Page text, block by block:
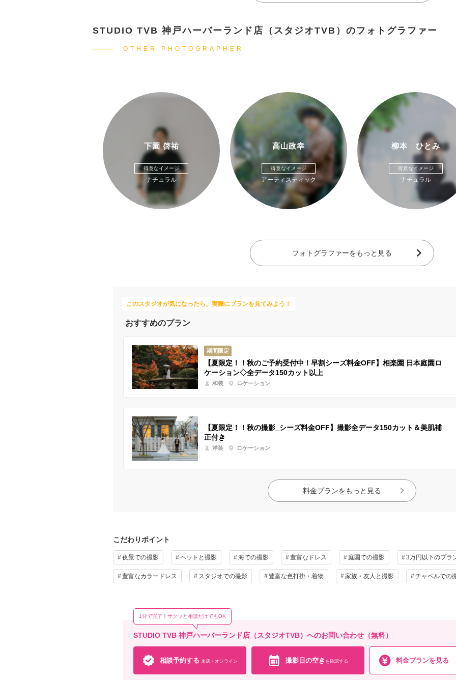
STUDIO TVB 神戸ハーバーランド店（スタジオTVB）のフォトグラファー
OTHER PHOTOGRAPHER
下園 啓祐
得意なイメージ
ナチュラル
高山政幸
得意なイメージ
アーティスティック
柳本 ひとみ
得意なイメージ
ナチュラル
フォトグラファーをもっと見る
このスタジオが気になったら、実際にプランを見てみよう！
おすすめのプラン
期間限定
【夏限定！！秋のご予約受付中！早割シーズ料金OFF】相楽園 日本庭園ロ
ケーション◇全データ150カット以上
和装 ロケーション
【夏限定！！秋の撮影_シーズ料金OFF】撮影全データ150カット＆美肌補
正付き
洋装 ロケーション
料金プランをもっと見る
こだわりポイント
夜景での撮影 ペットと撮影 海での撮影 豊富なドレス 庭園での撮影 3万円以下のプラ
豊富なカラードレス スタジオでの撮影 豊富な色打掛・着物 家族・友人と撮影 チャペルでの
STUDIO TVB 神戸ハーバーランド店（スタジオTVB）へのお問い合わせ（無料）
1分で完了！サクッと相談だけでもOK
相談予約する 来店・オンライン 撮影日の空き を確認する 料金プランを見る